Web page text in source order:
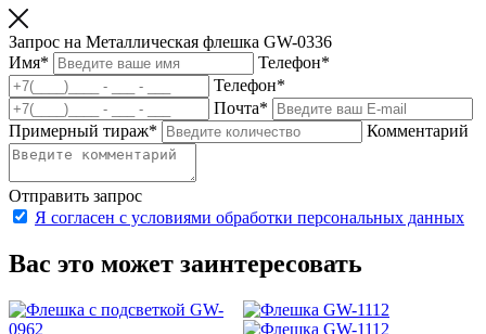
Запрос на Металлическая флешка GW-0336
Имя* Телефон*
Телефон*
Почта*
Примерный тираж* Комментарий
Отправить запрос
Я согласен с условиями обработки персональных данных
Вас это может заинтересовать